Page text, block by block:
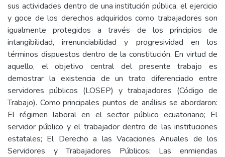
sus actividades dentro de una institución pública, el ejercicio
y goce de los derechos adquiridos como trabajadores son
igualmente protegidos a través de los principios de
intangibilidad, irrenunciabilidad y progresividad en los
términos dispuestos dentro de la constitución. En virtud de
aquello, el objetivo central del presente trabajo es
demostrar la existencia de un trato diferenciado entre
servidores públicos (LOSEP) y trabajadores (Código de
Trabajo). Como principales puntos de análisis se abordaron:
El régimen laboral en el sector público ecuatoriano; El
servidor público y el trabajador dentro de las instituciones
estatales; El Derecho a las Vacaciones Anuales de los
Servidores y Trabajadores Públicos; Las enmiendas